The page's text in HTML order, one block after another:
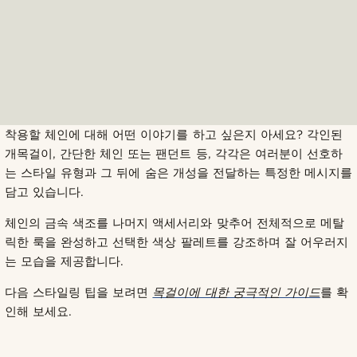
착용할 체인에 대해 어떤 이야기를 하고 싶은지 아세요? 각인된
개목걸이, 간단한 체인 또는 팬던트 등, 각각은 여러분이 선호하
는 스타일 유형과 그 뒤에 숨은 개성을 전달하는 특정한 메시지를
담고 있습니다.
체인의 금속 색조를 나머지 액세서리와 맞추어 전체적으로 메탈
릭한 룩을 완성하고 선택한 색상 팔레트를 강조하며 잘 어우러지
는 모습을 제공합니다.
다음 스타일링 팁을 보려면 목걸이에 대한 궁극적인 가이드를 확
인해 보세요.